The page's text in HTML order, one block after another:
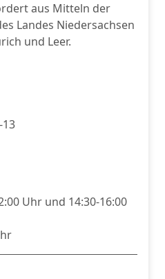
aus Mitteln der
Landes Niedersachsen
und Leer.
Uhr und 14:30-16:00